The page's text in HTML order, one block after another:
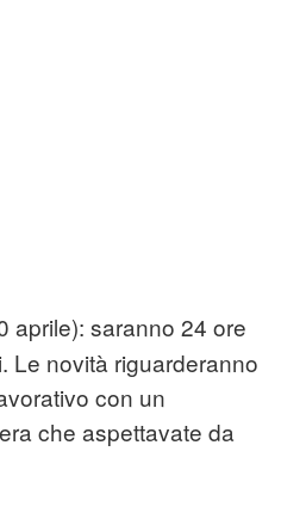
aprile): saranno 24 ore
Le novità riguarderanno
con un
che aspettavate da